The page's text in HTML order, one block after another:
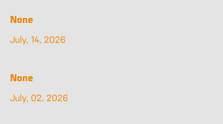
None
July, 14, 2026
None
July, 02, 2026